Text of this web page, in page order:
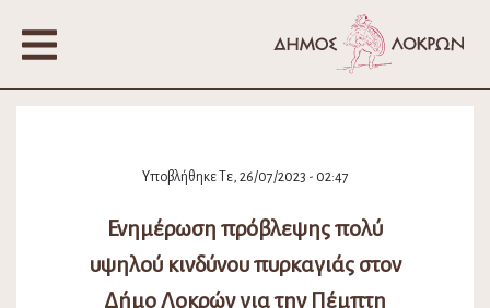
Υποβλήθηκε Τε, 26/07/2023 - 02:47
Ενημέρωση πρόβλεψης πολύ
υψηλού κινδύνου πυρκαγιάς στον
Δήμο Λοκρών για την Πέμπτη